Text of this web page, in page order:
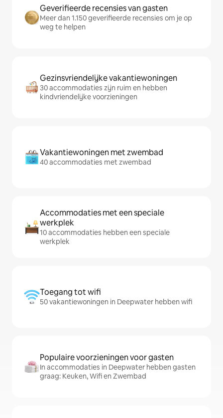
Geverifieerde recensies van gasten
Meer dan 1.150 geverifieerde recensies om je op
weg te helpen
Gezinsvriendelijke vakantiewoningen
30 accommodaties zijn ruim en hebben
kindvriendelijke voorzieningen
Vakantiewoningen met zwembad
40 accommodaties met zwembad
Accommodaties met een speciale
werkplek
10 accommodaties hebben een speciale
werkplek
Toegang tot wifi
50 vakantiewoningen in Deepwater hebben wifi
Populaire voorzieningen voor gasten
In accommodaties in Deepwater hebben gasten
graag: Keuken, Wifi en Zwembad